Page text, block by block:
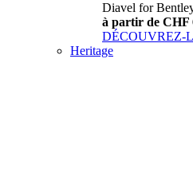
Diavel for
à partir de CHF
DÉCOUVREZ-
Heritage